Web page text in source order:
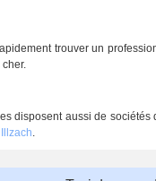
trouver un
disposent aussi de
.